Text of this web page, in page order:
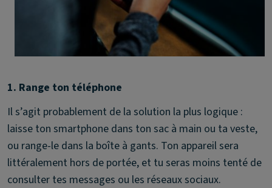
1. Range ton téléphone
Il s’agit probablement de la solution la plus logique :
laisse ton smartphone dans ton sac à main ou ta veste,
ou range-le dans la boîte à gants. Ton appareil sera
littéralement hors de portée, et tu seras moins tenté de
consulter tes messages ou les réseaux sociaux.